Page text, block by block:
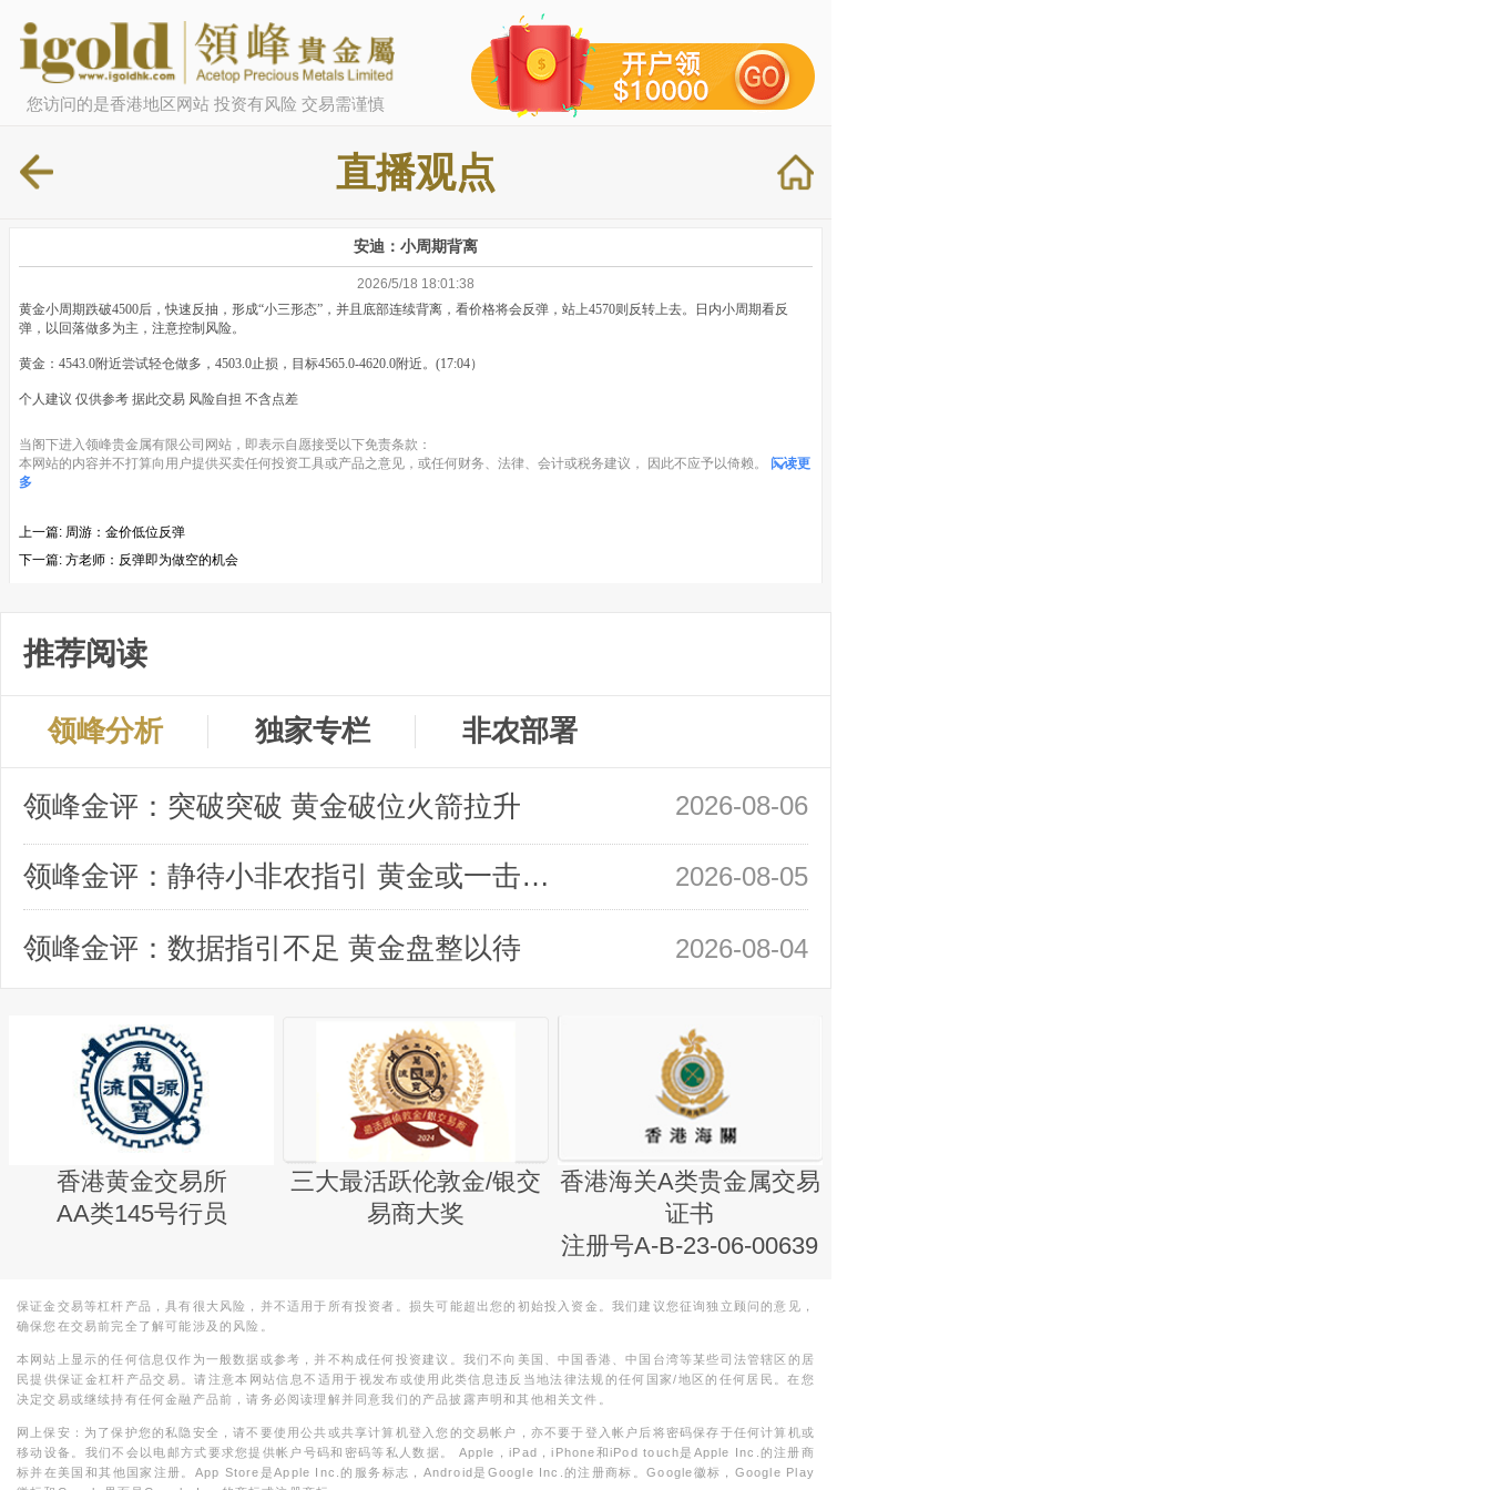
您访问的是香港地区网站 投资有风险 交易需谨慎
直播观点
安迪：小周期背离
2026/5/18 18:01:38
黄金小周期跌破4500后，快速反抽，形成“小三形态”，并且底部连续背离，看价格将会反弹，站上4570则反转上去。日内小周期看反
弹，以回落做多为主，注意控制风险。
黄金：4543.0附近尝试轻仓做多，4503.0止损，目标4565.0-4620.0附近。(17:04）
个人建议 仅供参考 据此交易 风险自担 不含点差
当阁下进入领峰贵金属有限公司网站，即表示自愿接受以下免责条款：
本网站的内容并不打算向用户提供买卖任何投资工具或产品之意见，或任何财务、法律、会计或税务建议， 因此不应予以倚赖。
阅读更
多
上一篇: 周游：金价低位反弹
下一篇: 方老师：反弹即为做空的机会
推荐阅读
领峰分析 独家专栏 非农部署
领峰金评：突破突破 黄金破位火箭拉升 2026-08-06
领峰金评：静待小非农指引 黄金或一击破局 2026-08-05
领峰金评：数据指引不足 黄金盘整以待 2026-08-04
香港黄金交易所
AA类145号行员
三大最活跃伦敦金/银交
易商大奖
香港海关A类贵金属交易
证书
注册号A-B-23-06-00639
保证金交易等杠杆产品，具有很大风险，并不适用于所有投资者。损失可能超出您的初始投入资金。我们建议您征询独立顾问的意见，
确保您在交易前完全了解可能涉及的风险。
本网站上显示的任何信息仅作为一般数据或参考，并不构成任何投资建议。我们不向美国、中国香港、中国台湾等某些司法管辖区的居
民提供保证金杠杆产品交易。请注意本网站信息不适用于视发布或使用此类信息违反当地法律法规的任何国家/地区的任何居民。在您
决定交易或继续持有任何金融产品前，请务必阅读理解并同意我们的产品披露声明和其他相关文件。
网上保安：为了保护您的私隐安全，请不要使用公共或共享计算机登入您的交易帐户，亦不要于登入帐户后将密码保存于任何计算机或
移动设备。我们不会以电邮方式要求您提供帐户号码和密码等私人数据。 Apple，iPad，iPhone和iPod touch是Apple Inc.的注册商
标并在美国和其他国家注册。App Store是Apple Inc.的服务标志，Android是Google Inc.的注册商标。Google徽标，Google Play